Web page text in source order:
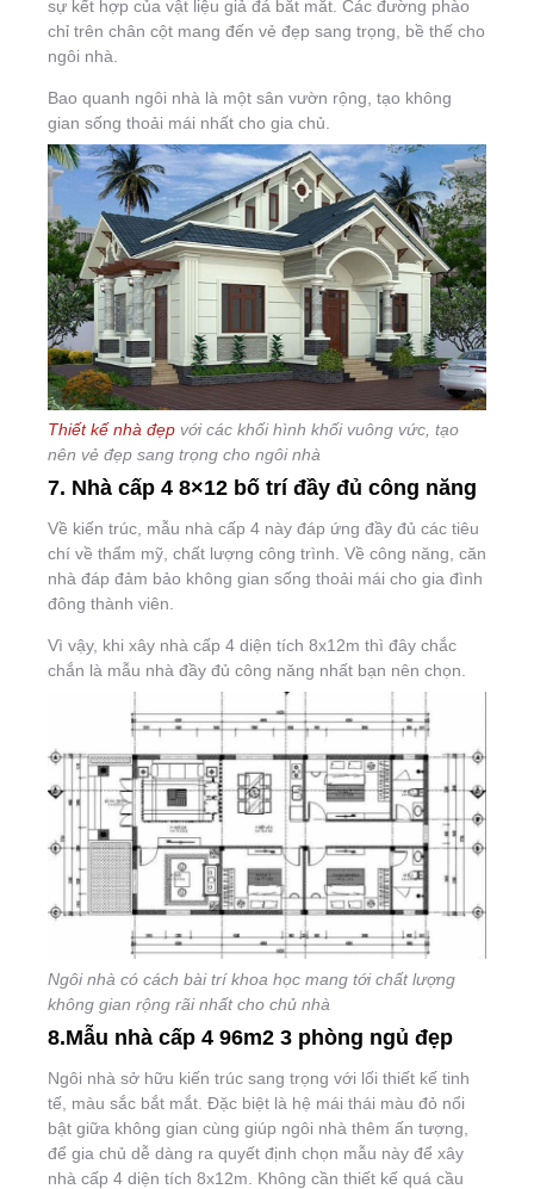
sự kết hợp của vật liệu giả đá bắt mắt. Các đường phào
chỉ trên chân cột mang đến vẻ đẹp sang trọng, bề thế cho
ngôi nhà.
Bao quanh ngôi nhà là một sân vườn rộng, tạo không
gian sống thoải mái nhất cho gia chủ.
Thiết kế nhà đẹp với các khối hình khối vuông vức, tạo
nên vẻ đẹp sang trọng cho ngôi nhà
7. Nhà cấp 4 8×12 bố trí đầy đủ công năng
Về kiến trúc, mẫu nhà cấp 4 này đáp ứng đầy đủ các tiêu
chí về thẩm mỹ, chất lượng công trình. Về công năng, căn
nhà đáp đảm bảo không gian sống thoải mái cho gia đình
đông thành viên.
Vì vậy, khi xây nhà cấp 4 diện tích 8x12m thì đây chắc
chắn là mẫu nhà đầy đủ công năng nhất bạn nên chọn.
Ngôi nhà có cách bài trí khoa học mang tới chất lượng
không gian rộng rãi nhất cho chủ nhà
8.Mẫu nhà cấp 4 96m2 3 phòng ngủ đẹp
Ngôi nhà sở hữu kiến trúc sang trọng với lối thiết kế tinh
tế, màu sắc bắt mắt. Đặc biệt là hệ mái thái màu đỏ nổi
bật giữa không gian cùng giúp ngôi nhà thêm ấn tượng,
để gia chủ dễ dàng ra quyết định chọn mẫu này để xây
nhà cấp 4 diện tích 8x12m. Không cần thiết kế quá cầu